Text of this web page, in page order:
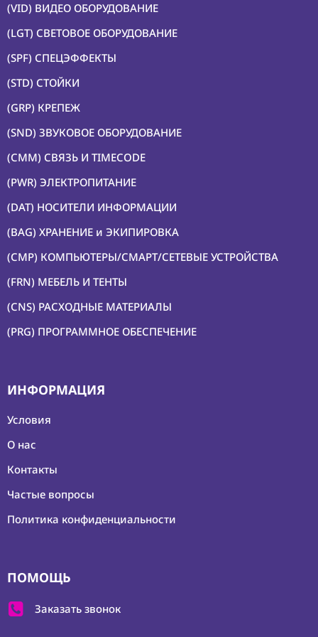
УСТРОЙСТВА
(FRN) МЕБЕЛЬ И
МАТЕРИАЛЫ
(PRG)
ОБЕСПЕЧЕНИЕ
Аренда
Постпродакшн
Специалисты
Условия
нас
Контакты
(VID) ВИДЕО ОБОРУДОВАНИЕ
(LGT) СВЕТОВОЕ ОБОРУДОВАНИЕ
(SPF) СПЕЦЭФФЕКТЫ
(STD) СТОЙКИ
(GRP) КРЕПЕЖ
(SND) ЗВУКОВОЕ ОБОРУДОВАНИЕ
(CMM) СВЯЗЬ И TIMECODE
(PWR) ЭЛЕКТРОПИТАНИЕ
(DAT) НОСИТЕЛИ ИНФОРМАЦИИ
(BAG) ХРАНЕНИЕ и ЭКИПИРОВКА
(CMP) КОМПЬЮТЕРЫ/СМАРТ/СЕТЕВЫЕ УСТРОЙСТВА
(FRN) МЕБЕЛЬ И ТЕНТЫ
(CNS) РАСХОДНЫЕ МАТЕРИАЛЫ
(PRG) ПРОГРАММНОЕ ОБЕСПЕЧЕНИЕ
ИНФОРМАЦИЯ
Условия
О нас
Контакты
Частые вопросы
Политика конфиденциальности
ПОМОЩЬ
Заказать звонок